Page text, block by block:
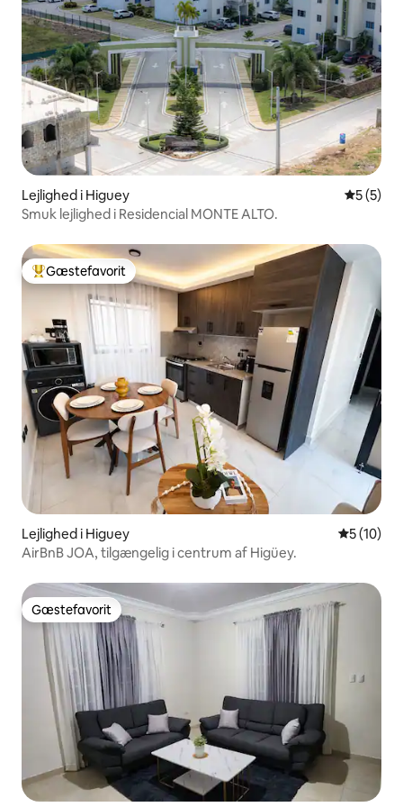
Lejlighed i Higuey 5 ud af 5
5 (5)
Smuk lejlighed i Residencial MONTE ALTO.
Bedste gæstefavorit
Gæstefavorit
Lejlighed i Higuey 5 ud af 5 i
5 (10)
AirBnB JOA, tilgængelig i centrum af Higüey.
Gæstefavorit
Gæstefavorit